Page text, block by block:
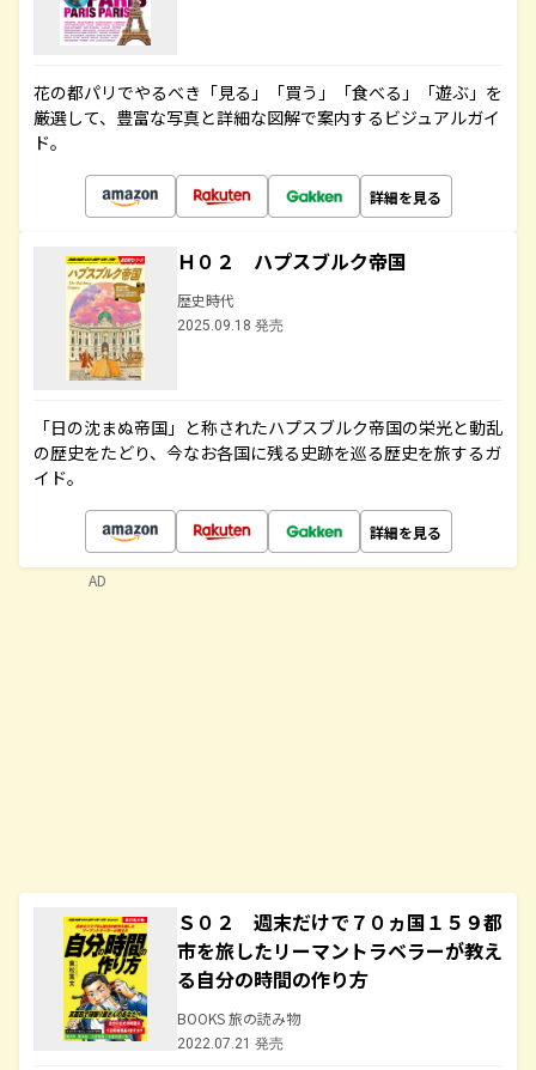
花の都パリでやるべき「見る」「買う」「食べる」「遊ぶ」を
厳選して、豊富な写真と詳細な図解で案内するビジュアルガイ
ド。
詳細を見る
Ｈ０２ ハプスブルク帝国
歴史時代
2025.09.18 発売
「日の沈まぬ帝国」と称されたハプスブルク帝国の栄光と動乱
の歴史をたどり、今なお各国に残る史跡を巡る歴史を旅するガ
イド。
詳細を見る
Ｓ０２ 週末だけで７０ヵ国１５９都
市を旅したリーマントラベラーが教え
る自分の時間の作り方
BOOKS 旅の読み物
2022.07.21 発売
AD